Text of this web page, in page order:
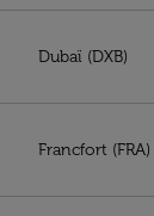
Dubaï (DXB)
Francfort (FRA)